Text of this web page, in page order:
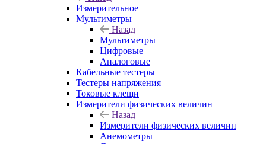
Измерительное
Мультиметры
Назад
Мультиметры
Цифровые
Аналоговые
Кабельные тестеры
Тестеры напряжения
Токовые клещи
Измерители физических величин
Назад
Измерители физических величин
Анемометры